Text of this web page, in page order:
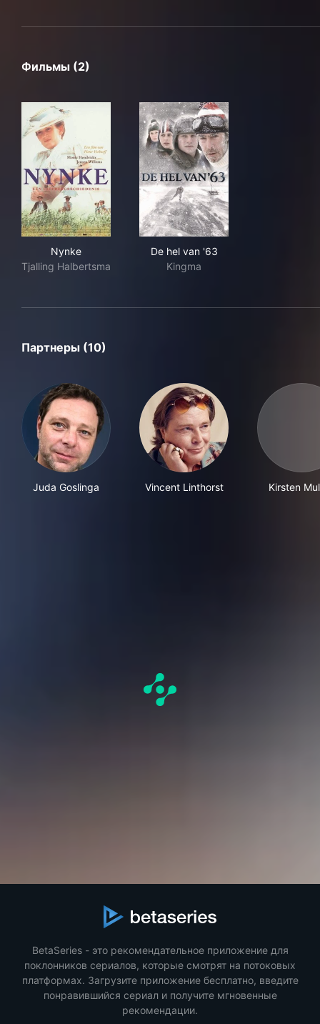
Фильмы (2)
Nynke
Tjalling Halbertsma
De hel van '63
Kingma
Партнеры (10)
Juda Goslinga Vincent Linthorst Kirsten
BetaSeries - это рекомендательное приложение для
поклонников сериалов, которые смотрят на потоковых
платформах. Загрузите приложение бесплатно, введите
понравившийся сериал и получите мгновенные
рекомендации.